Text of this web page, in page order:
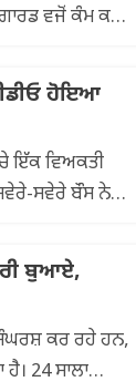
ਵਜੋਂ ਕੰਮ ਕਰ
ਹੋਇਆ
ਇੱਕ ਵਿਅਕਤੀ
ਸਵੇਰੇ-ਸਵੇਰੇ ਬੌਸ ਨੇ
ਬੁਆਏ,
ਕਰ ਰਹੇ ਹਨ,
24 ਸਾਲਾ